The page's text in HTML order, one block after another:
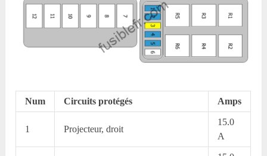
Num Circuits protégés Amps
1 Projecteur, droit
15.0
A